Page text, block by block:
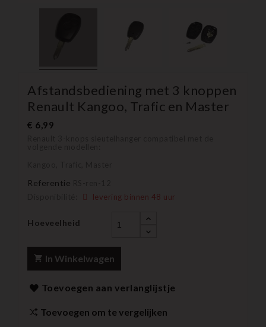
Afstandsbediening met 3 knoppen
Renault Kangoo, Trafic en Master
€ 6,99
Referentie
levering binnen 48 uur
Hoeveelheid
In Winkelwagen
Toevoegen aan verlanglijstje
Toevoegen om te vergelijken